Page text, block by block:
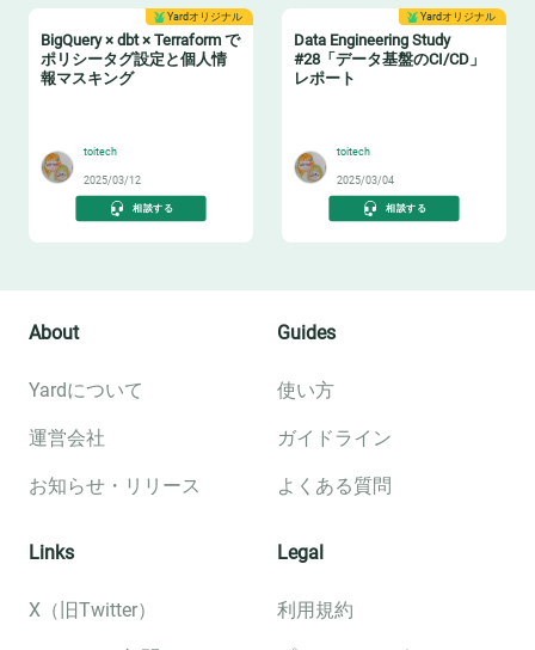
Yardオリジナル
BigQuery × dbt × Terraform で
ポリシータグ設定と個人情
報マスキング
toitech
2025/03/12
相談する
Yardオリジナル
Data Engineering Study
#28「データ基盤のCI/CD」
レポート
toitech
2025/03/04
相談する
About
Yardについて
運営会社
お知らせ・リリース
Guides
使い方
ガイドライン
よくある質問
Links
X（旧Twitter）
Legal
利用規約